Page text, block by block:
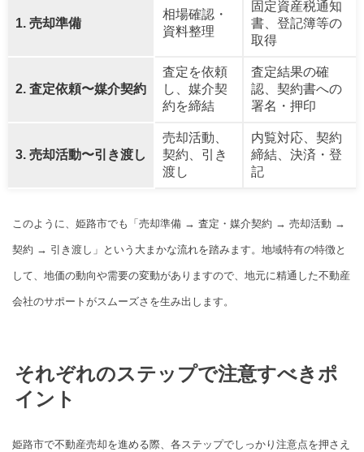
1. 売却準備
相場確認・
資料整理
固定資産税通知
書、登記簿等の
取得
2. 査定依頼〜媒介契約
査定を依頼
し、媒介契
約を締結
査定結果の確
認、契約書への
署名・押印
3. 売却活動〜引き渡し
売却活動、
契約、引き
渡し
内覧対応、契約
締結、決済・登
記
このように、姫路市でも「売却準備 → 査定・媒介契約 → 売却活動 →
契約 → 引き渡し」という大まかな流れを踏みます。地域特有の特徴と
して、地価の動向や需要の変動がありますので、地元に精通した不動産
会社のサポートがスムーズさを生み出します。
それぞれのステップで注意すべきポ
イント
姫路市で不動産売却を進める際、各ステップでしっかり注意点を押さえ